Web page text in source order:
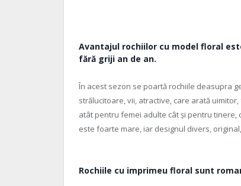
Avantajul rochiilor cu model floral
fără griji an de an.
În acest sezon se poartă rochiile deasupra
strălucitoare, vii, atractive, care arată
atât pentru femei adulte cât și pentru tinere,
este foarte mare, iar designul divers,
Rochiile cu imprimeu floral sunt